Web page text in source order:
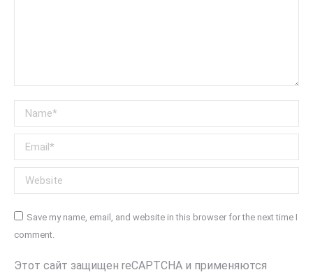
Name *
Email *
Website
Save my name, email, and website in this browser for the next time I
comment.
Этот сайт защищен reCAPTCHA и применяются